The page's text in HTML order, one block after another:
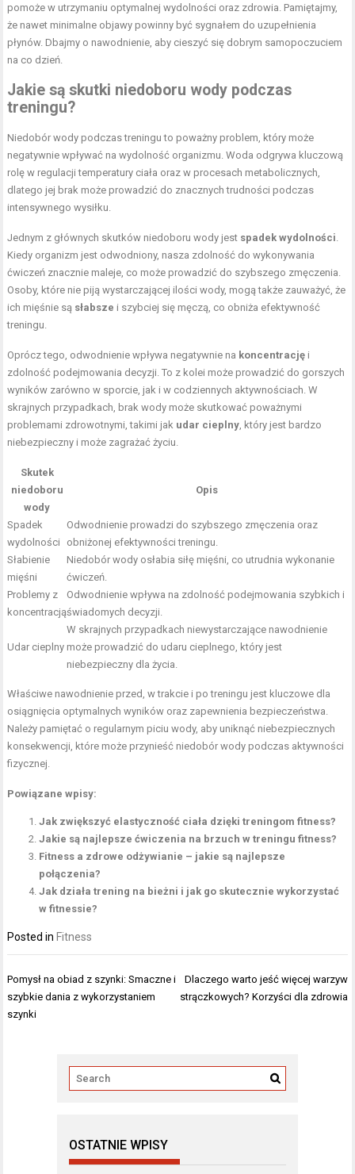
pomoże w utrzymaniu optymalnej wydolności oraz zdrowia. Pamiętajmy,
że nawet minimalne objawy powinny być sygnałem do uzupełnienia
płynów. Dbajmy o nawodnienie, aby cieszyć się dobrym samopoczuciem
na co dzień.
Jakie są skutki niedoboru wody podczas
treningu?
Niedobór wody podczas treningu to poważny problem, który może
negatywnie wpływać na wydolność organizmu. Woda odgrywa kluczową
rolę w regulacji temperatury ciała oraz w procesach metabolicznych,
dlatego jej brak może prowadzić do znacznych trudności podczas
intensywnego wysiłku.
Jednym z głównych skutków niedoboru wody jest spadek wydolności.
Kiedy organizm jest odwodniony, nasza zdolność do wykonywania
ćwiczeń znacznie maleje, co może prowadzić do szybszego zmęczenia.
Osoby, które nie piją wystarczającej ilości wody, mogą także zauważyć, że
ich mięśnie są słabsze i szybciej się męczą, co obniża efektywność
treningu.
Oprócz tego, odwodnienie wpływa negatywnie na koncentrację i
zdolność podejmowania decyzji. To z kolei może prowadzić do gorszych
wyników zarówno w sporcie, jak i w codziennych aktywnościach. W
skrajnych przypadkach, brak wody może skutkować poważnymi
problemami zdrowotnymi, takimi jak udar cieplny, który jest bardzo
niebezpieczny i może zagrażać życiu.
Skutek
niedoboru
wody
Opis
Spadek
wydolności
Odwodnienie prowadzi do szybszego zmęczenia oraz
obniżonej efektywności treningu.
Słabienie
mięśni
Niedobór wody osłabia siłę mięśni, co utrudnia wykonanie
ćwiczeń.
Problemy z
koncentracją
Odwodnienie wpływa na zdolność podejmowania szybkich i
świadomych decyzji.
Udar cieplny
W skrajnych przypadkach niewystarczające nawodnienie
może prowadzić do udaru cieplnego, który jest
niebezpieczny dla życia.
Właściwe nawodnienie przed, w trakcie i po treningu jest kluczowe dla
osiągnięcia optymalnych wyników oraz zapewnienia bezpieczeństwa.
Należy pamiętać o regularnym piciu wody, aby uniknąć niebezpiecznych
konsekwencji, które może przynieść niedobór wody podczas aktywności
fizycznej.
Powiązane wpisy:
Jak zwiększyć elastyczność ciała dzięki treningom fitness?
Jakie są najlepsze ćwiczenia na brzuch w treningu fitness?
Fitness a zdrowe odżywianie – jakie są najlepsze
połączenia?
Jak działa trening na bieżni i jak go skutecznie wykorzystać
w fitnessie?
Posted in Fitness
Nawigacja
wpisu
Pomysł na obiad z szynki: Smaczne i
szybkie dania z wykorzystaniem
szynki
Dlaczego warto jeść więcej warzyw
strączkowych? Korzyści dla zdrowia
OSTATNIE WPISY